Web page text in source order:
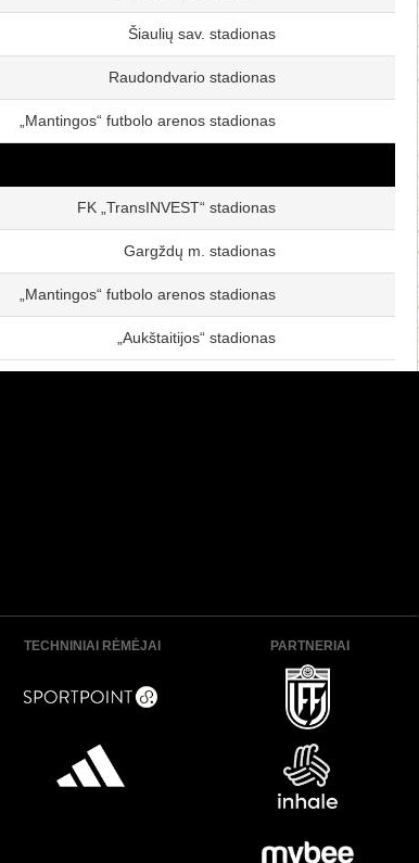
Šiaulių sav. stadionas
Raudondvario stadionas
„Mantingos“ futbolo arenos stadionas
FK „TransINVEST“ stadionas
Gargždų m. stadionas
„Mantingos“ futbolo arenos stadionas
„Aukštaitijos“ stadionas
TECHNINIAI RĖMĖJAI PARTNERIAI